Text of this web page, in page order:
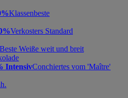
Klassenbeste
Verkosters Standard
Beste Weiße weit und breit
IntensivConchiertes vom 'Maître'